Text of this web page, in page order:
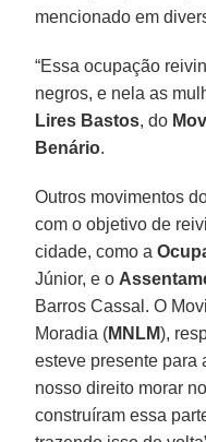
mencionado em
“Essa ocupação
negros, e nela as
Lires Bastos, do
Benário.
Outros movimentos
com o objetivo de
cidade, como a
Júnior, e o
Barros Cassal. O
Moradia (MNLM),
esteve presente para
nosso direito morar
construíram essa